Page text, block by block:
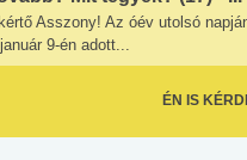
Asszony! Az óév utolsó
9-én adott...
ÉN IS